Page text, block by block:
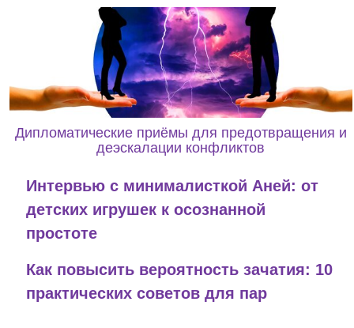
Дипломатические приёмы для предотвращения и
деэскалации конфликтов
Интервью с минималисткой Аней: от
детских игрушек к осознанной
простоте
Как повысить вероятность зачатия: 10
практических советов для пар